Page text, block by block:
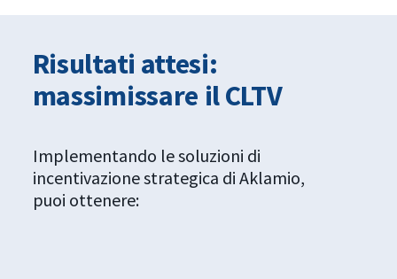
Risultati attesi:
massimissare il CLTV
Implementando le soluzioni di
incentivazione strategica di Aklamio,
puoi ottenere: